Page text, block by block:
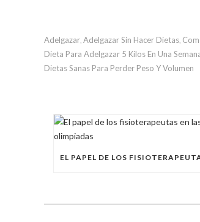
Adelgazar Adelgazar Sin Hacer Dietas
Dieta Para Adelgazar 5 Kilos En Una
Dietas Sanas Para Perder Peso Y Volumen